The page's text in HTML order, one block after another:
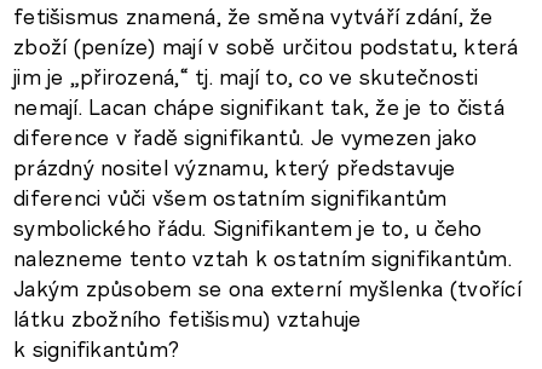
fetišismus znamená, že směna vytváří zdání, že
zboží (peníze) mají v sobě určitou podstatu, která
jim je „přirozená,“ tj. mají to, co ve skutečnosti
nemají. Lacan chápe signifikant tak, že je to čistá
diference v řadě signifikantů. Je vymezen jako
prázdný nositel významu, který představuje
diferenci vůči všem ostatním signifikantům
symbolického řádu. Signifikantem je to, u čeho
nalezneme tento vztah k ostatním signifikantům.
Jakým způsobem se ona externí myšlenka (tvořící
látku zbožního fetišismu) vztahuje
k signifikantům?